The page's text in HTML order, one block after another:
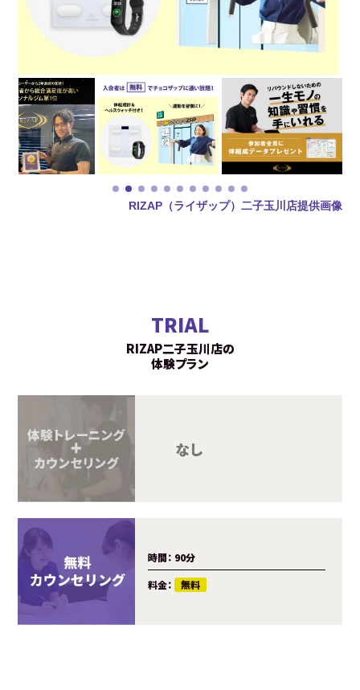
RIZAP（ライザップ）二子玉川店提供画像
TRIAL
RIZAP二子玉川店の
体験プラン
時間： 90分
料金： 無料